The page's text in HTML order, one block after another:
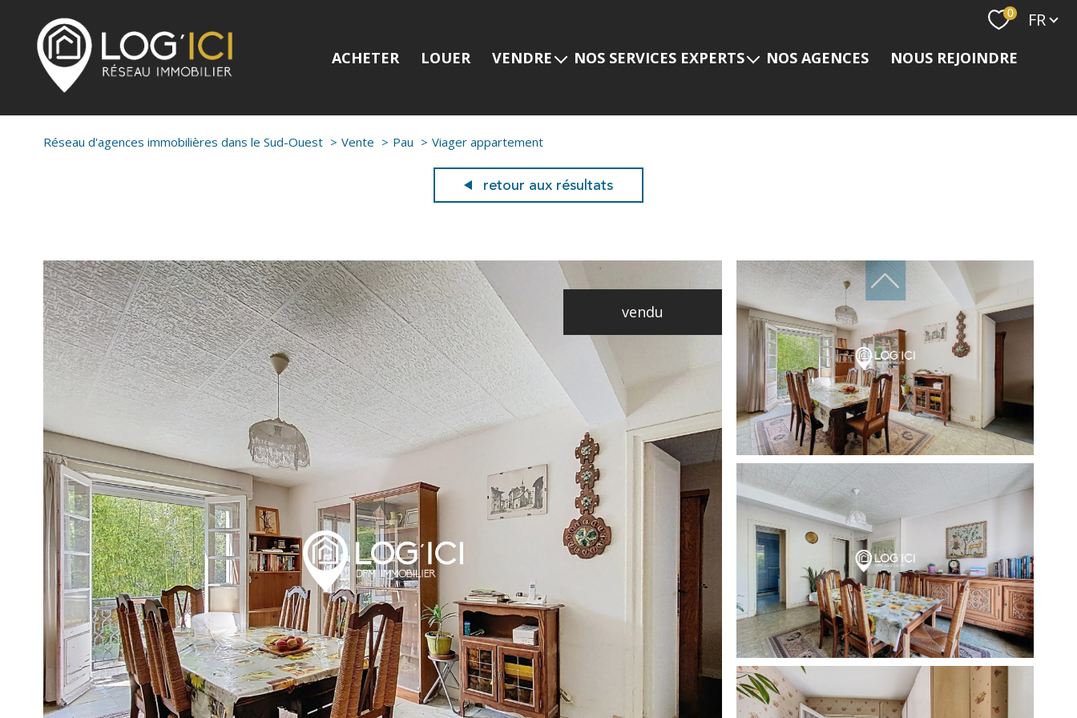
0 Langue
FR
ACHETER LOUER VENDRE
Nos dernières ventes
NOS SERVICES EXPERTS NOS AGENCES NOUS REJOINDRE
Réseau d'agences immobilières dans le Sud-Ouest Vente Pau Viager appartement
retour aux résultats
vendu